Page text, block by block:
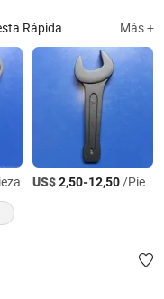
Rápida Más +
US$2,50-12,50/Pieza